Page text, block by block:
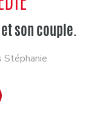
son couple.